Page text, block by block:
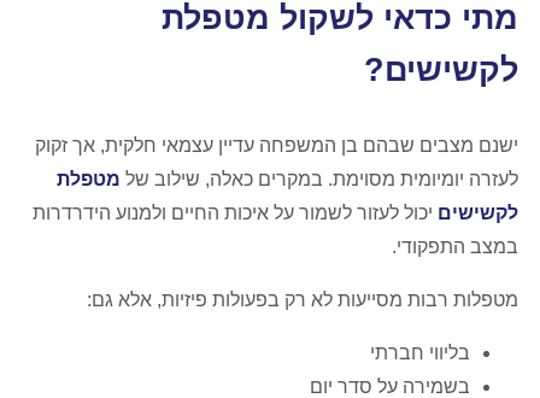
מתי כדאי לשקול מטפלת
לקשישים?
ישנם מצבים שבהם בן המשפחה עדיין עצמאי חלקית, אך זקוק
לעזרה יומיומית מסוימת. במקרים כאלה, שילוב של מטפלת
לקשישים יכול לעזור לשמור על איכות החיים ולמנוע הידרדרות
במצב התפקודי.
מטפלות רבות מסייעות לא רק בפעולות פיזיות, אלא גם:
בליווי חברתי
בשמירה על סדר יום